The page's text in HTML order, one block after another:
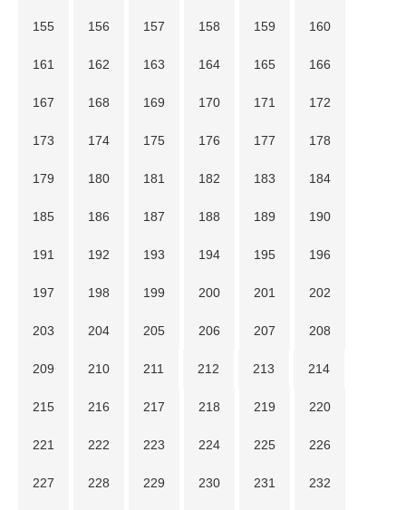
155 156 157 158 159 160
161 162 163 164 165 166
167 168 169 170 171 172
173 174 175 176 177 178
179 180 181 182 183 184
185 186 187 188 189 190
191 192 193 194 195 196
197 198 199 200 201 202
203 204 205 206 207 208
209 210 211 212 213 214
215 216 217 218 219 220
221 222 223 224 225 226
227 228 229 230 231 232